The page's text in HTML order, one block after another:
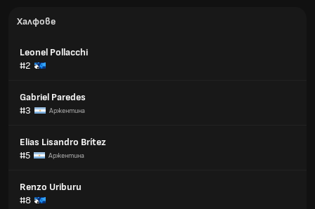
Халфове
Leonel Pollacchi
#2
Gabriel Paredes
#3
Аржентина
Elias Lisandro Brítez
#5
Аржентина
Renzo Uriburu
#8